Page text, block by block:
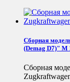
Сборная
(Demag D7)" М
Сборная